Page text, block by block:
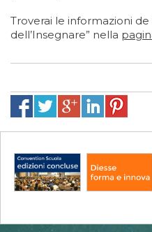
Troverai le informazioni
dell’Insegnare” nella